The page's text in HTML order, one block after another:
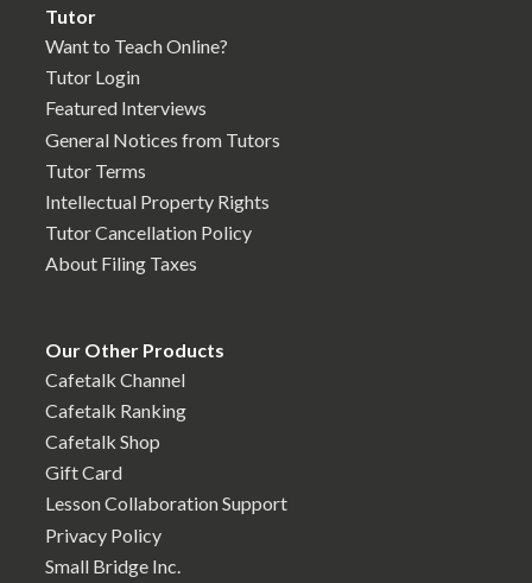
Tutor
Want to Teach Online?
Tutor Login
Featured Interviews
General Notices from Tutors
Tutor Terms
Intellectual Property Rights
Tutor Cancellation Policy
About Filing Taxes
Our Other Products
Cafetalk Channel
Cafetalk Ranking
Cafetalk Shop
Gift Card
Lesson Collaboration Support
Privacy Policy
Small Bridge Inc.